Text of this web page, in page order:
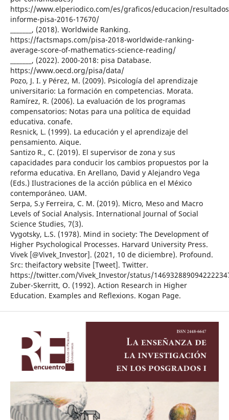
https://www.elperiodico.com/es/graficos/educacion/
informe-pisa-2016-17670/
_______, (2018). Worldwide Ranking.
https://factsmaps.com/pisa-2018-worldwide-ranking-
average-score-of-mathematics-science-reading/
_______, (2022). 2000-2018: pisa Database.
https://www.oecd.org/pisa/data/
Pozo, J. I. y Pérez, M. (2009). Psicología del aprendizaje
universitario: La formación en competencias. Morata.
Ramírez, R. (2006). La evaluación de los programas
compensatorios: Notas para una política de equidad
educativa. conafe.
Resnick, L. (1999). La educación y el aprendizaje del
pensamiento. Aique.
Santizo R., C. (2019). El supervisor de zona y sus
capacidades para conducir los cambios propuestos por la
reforma educativa. En Arellano, David y Alejandro Vega
(Eds.) Ilustraciones de la acción pública en el México
contemporáneo. UAM.
Serpa, S.y Ferreira, C. M. (2019). Micro, Meso and Macro
Levels of Social Analysis. International Journal of Social
Science Studies, 7(3).
Vygotsky, L.S. (1978). Mind in society: The Development of
Higher Psychological Processes. Harvard University Press.
Vivek [@Vivek_Investor]. (2021, 10 de diciembre). Profound.
Src: theifactory website [Tweet]. Twitter.
https://twitter.com/Vivek_Investor/status/
Zuber-Skerritt, O. (1992). Action Research in Higher
Education. Examples and Reflexions. Kogan Page.